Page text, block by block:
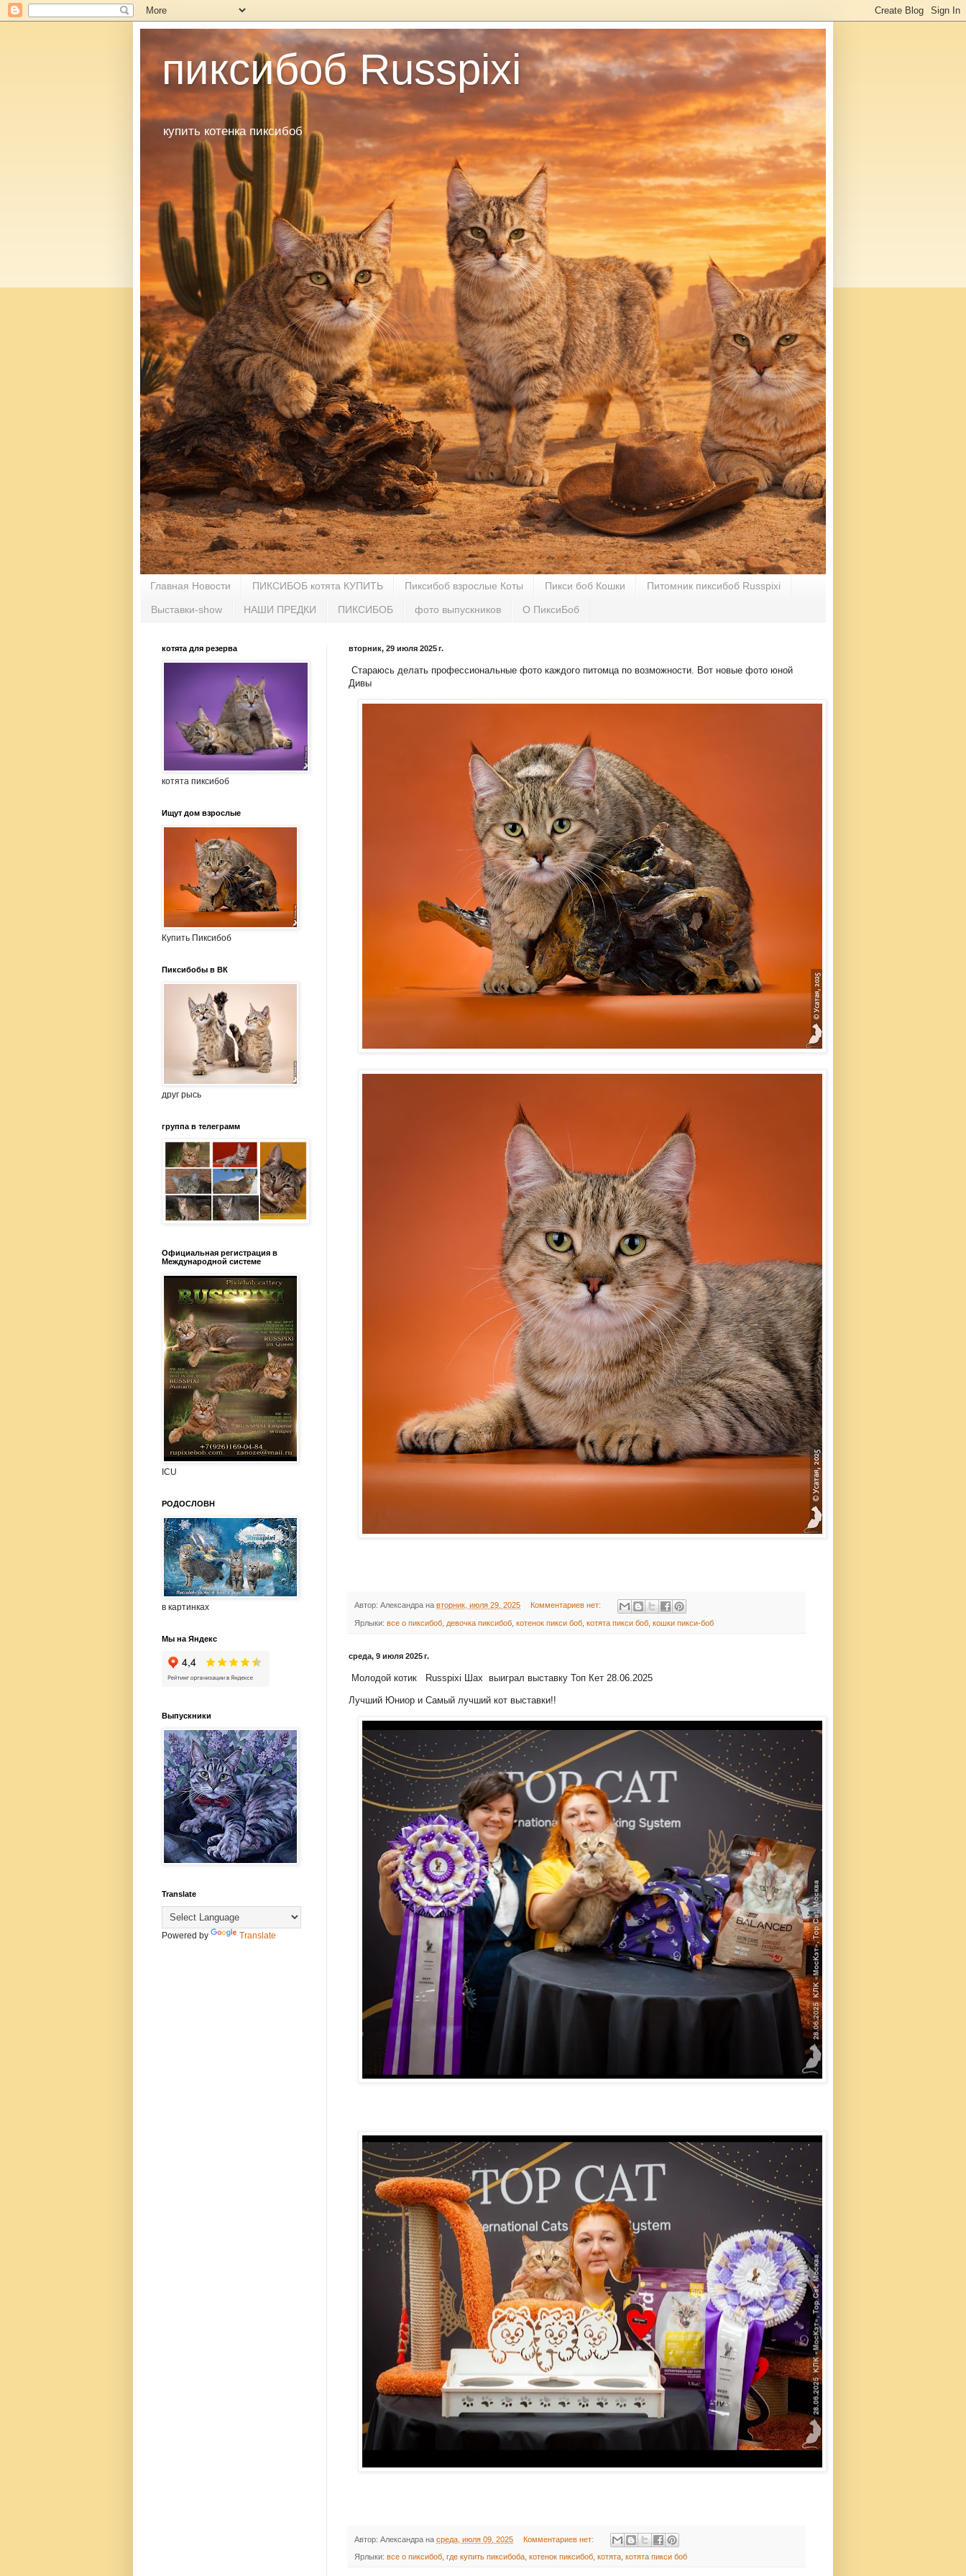
пиксибоб Russpixi
купить котенка пиксибоб
Главная Новости ПИКСИБОБ котята КУПИТЬ Пиксибоб взрослые Коты Пикси боб Кошки Питомник пиксибоб Russpixi
Выставки-show НАШИ ПРЕДКИ ПИКСИБОБ фото выпускников О ПиксиБоб
вторник, 29 июля 2025 г.
Стараюсь делать профессиональные фото каждого питомца по возможности. Вот новые фото юной
Дивы
Автор: Александра на вторник, июля 29, 2025 Комментариев нет:
Ярлыки: все о пиксибоб девочка пиксибоб котенок пикси боб котята пикси боб кошки пикси-боб
среда, 9 июля 2025 г.
Молодой котик Russpixi Шах выиграл выставку Топ Кет 28.06.2025
Лучший Юниор и Самый лучший кот выставки!!
Автор: Александра на среда, июля 09, 2025 Комментариев нет:
Ярлыки: все о пиксибоб где купить пиксибоба котенок пиксибоб котята котята пикси боб
котята для резерва
котята пиксибоб
Ищут дом взрослые
Купить Пиксибоб
Пиксибобы в ВК
друг рысь
группа в телеграмм
Официальная регистрация в
Международной системе
ICU
РОДОСЛОВН
в картинках
Мы на Яндекс
Выпускники
Translate
Powered by Translate